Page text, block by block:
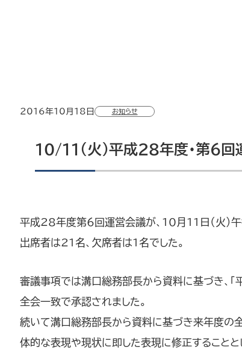
2016年10月18日 お知らせ
10/11（火）平成28年度・第6
平成28年度第6回運営会議が、10月11日（火）
出席者は21名、欠席者は1名でした。
審議事項では溝口総務部長から資料に基づき、
全会一致で承認されました。
続いて溝口総務部長から資料に基づき来年度の
体的な表現や現状に即した表現に修正することと